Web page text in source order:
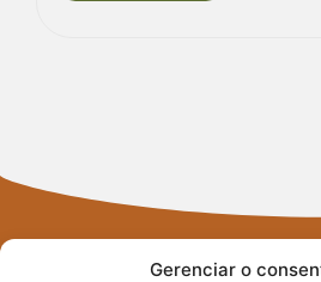
Gerenciar o